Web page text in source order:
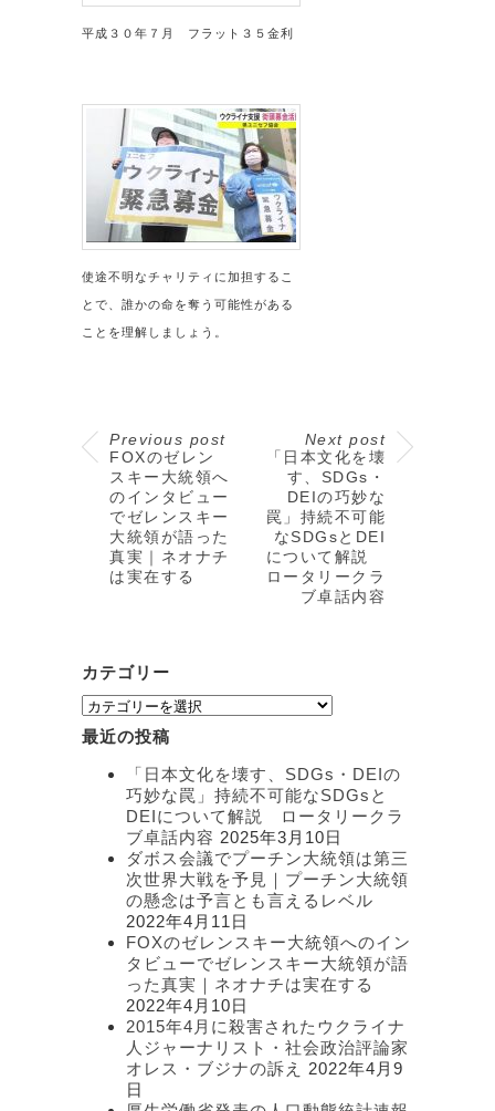
平成３０年７月 フラット３５金利
使途不明なチャリティに加担するこ
とで、誰かの命を奪う可能性がある
ことを理解しましょう。
Previous post
FOXのゼレン
スキー大統領へ
のインタビュー
でゼレンスキー
大統領が語った
真実｜ネオナチ
は実在する
Next post
「日本文化を壊
す、SDGs・
DEIの巧妙な
罠」持続不可能
なSDGsとDEI
について解説
ロータリークラ
ブ卓話内容
カテゴリー
カ
テ
ゴ
最近の投稿
「日本文化を壊す、SDGs・DEIの
巧妙な罠」持続不可能なSDGsと
DEIについて解説 ロータリークラ
ブ卓話内容 2025年3月10日
ダボス会議でプーチン大統領は第三
次世界大戦を予見｜プーチン大統領
の懸念は予言とも言えるレベル
2022年4月11日
FOXのゼレンスキー大統領へのイン
タビューでゼレンスキー大統領が語
った真実｜ネオナチは実在する
2022年4月10日
2015年4月に殺害されたウクライナ
人ジャーナリスト・社会政治評論家
オレス・ブジナの訴え
2022年4月9
日